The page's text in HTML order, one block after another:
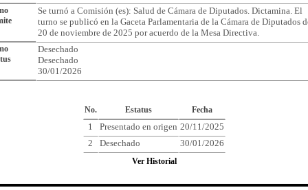
Se turnó a Comisión (es): Salud de Cámara de Diputados. Dictamina. El
turno se publicó en la Gaceta Parlamentaria de la Cámara de Diputados
20 de noviembre de 2025 por acuerdo de la Mesa Directiva.
Desechado
Desechado
30/01/2026
No. Estatus Fecha
1 Presentado en origen 20/11/2025
2
Desechado 30/01/2026
Ver Historial